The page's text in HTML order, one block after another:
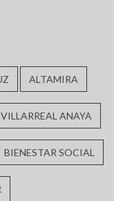
ALTAMIRA
ANAYA
BIENESTAR SOCIAL